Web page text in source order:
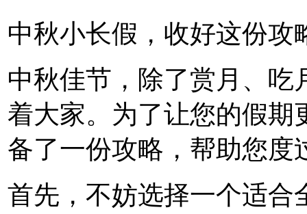
中秋小长假，收好这份攻
中秋佳节，除了赏月、吃
着大家。为了让您的假期
备了一份攻略，帮助您度
首先，不妨选择一个适合